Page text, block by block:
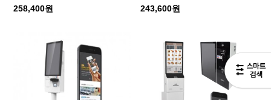
258,400원
243,600원